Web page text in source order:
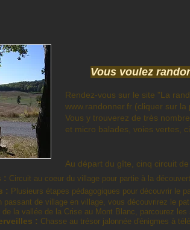
Vous voulez
Rendez-vous sur le site "La
www.randonner.fr (cliquer sur la
Vous y trouverez de très
et micro balades, voies vertes,
Au départ du gîte, cinq circuit
: Circuit au coeur du village pour partie à la
: Plusieurs étapes pédagogiques pour découvrir le
passant de village en village, vous découvrirez le
de la vallée de la Crise au Mont Blanc, parcourez
: Chasse au trésor jalonnée d'énigmes à